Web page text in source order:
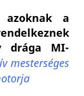
a
drága MI-
mesterséges